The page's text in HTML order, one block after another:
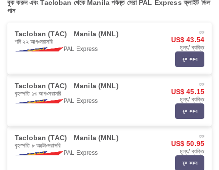
বুক করুন এবং Tacloban থেকে Manila পর্যন্ত সেরা PAL Express ফ্লাইট ডিল
পান
Tacloban (TAC) Manila (MNL)
শনি ২২ আগ সরাসরি
PAL Express
শুরু
US$ 43.54
মূল্য/ ব্যক্তি
বুক করুন
Tacloban (TAC) Manila (MNL)
বৃহস্পতি ১৩ আগ সরাসরি
PAL Express
শুরু
US$ 45.15
মূল্য/ ব্যক্তি
বুক করুন
Tacloban (TAC) Manila (MNL)
বৃহস্পতি ৮ অক্টো সরাসরি
PAL Express
শুরু
US$ 50.95
মূল্য/ ব্যক্তি
বুক করুন